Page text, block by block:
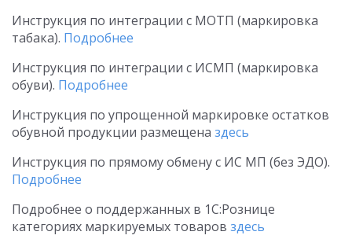
Инструкция по интеграции с МОТП (маркировка
табака). Подробнее
Инструкция по интеграции с ИСМП (маркировка
обуви). Подробнее
Инструкция по упрощенной маркировке остатков
обувной продукции размещена здесь
Инструкция по прямому обмену с ИС МП (без ЭДО).
Подробнее
Подробнее о поддержанных в 1С:Рознице
категориях маркируемых товаров здесь